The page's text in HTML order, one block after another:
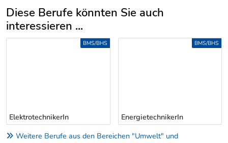
Diese Berufe könnten Sie auch
interessieren ...
Uber weitere Berufsvorschläge
EnergietechnikerIn
BMS/BHS
ElektrotechnikingenieurIn
UNI/FH/PH
Weitere Berufe aus den Bereichen "Umwelt" und